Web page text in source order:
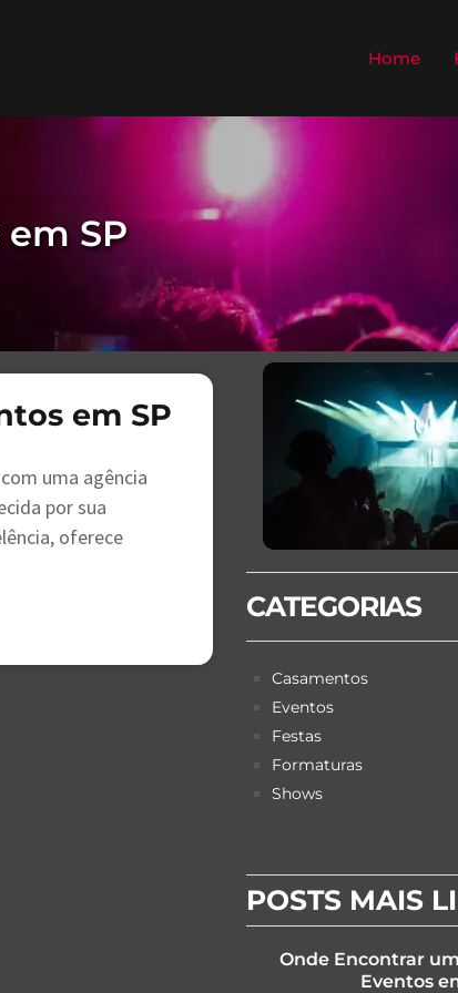
Home
SP
em SP
uma agência
por sua
oferece
CATEGORIAS
Casamentos
Eventos
Festas
Formaturas
Shows
POSTS MAIS
Onde Encontrar
Eventos